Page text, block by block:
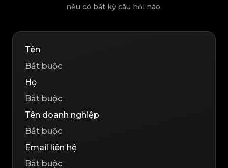
nếu có bất kỳ câu hỏi nào.
Tên
Họ
Tên doanh nghiệp
Email liên hệ